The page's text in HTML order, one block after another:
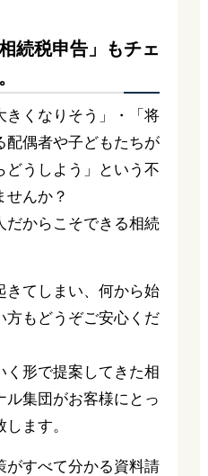
続税申告」もチェ
きくなりそう」・「将
配偶者や子どもたちが
どうしよう」という不
せんか？
だからこそできる相続
きてしまい、何から始
方もどうぞご安心くだ
く形で提案してきた相
集団がお客様にとっ
ます。
がすべて分かる資料請